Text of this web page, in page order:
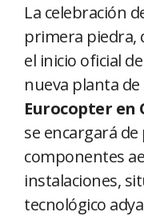
La celebración
primera piedra,
el inicio oficial
nueva planta
Eurocopter en
se encargará
componentes
instalaciones,
tecnológico